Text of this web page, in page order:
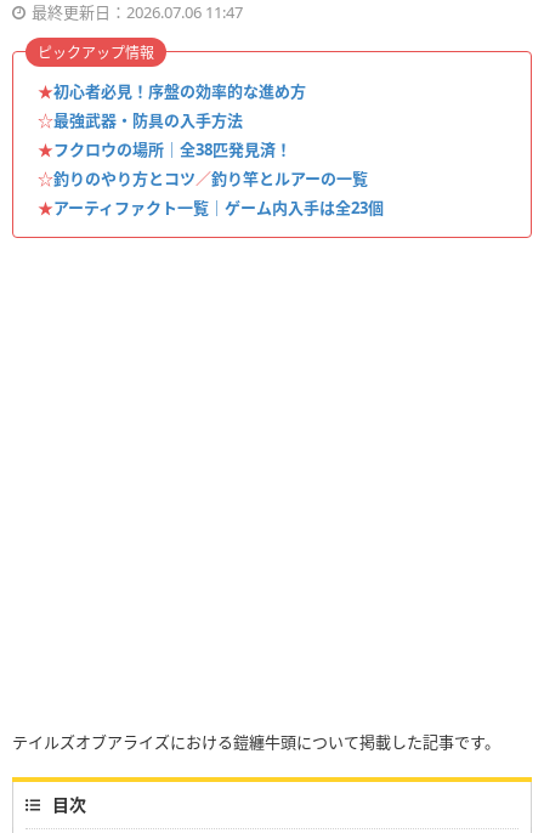
最終更新日：2026.07.06 11:47
★初心者必見！序盤の効率的な進め方
☆最強武器・防具の入手方法
★フクロウの場所｜全38匹発見済！
☆釣りのやり方とコツ／釣り竿とルアーの一覧
★アーティファクト一覧｜ゲーム内入手は全23個
ピックアップ情報
テイルズオブアライズにおける鎧纏牛頭について掲載した記事です。
目次